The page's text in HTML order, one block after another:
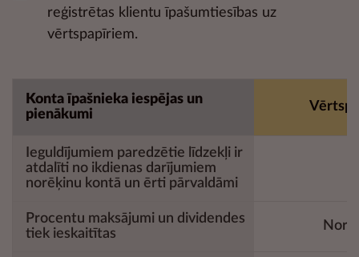
reģistrētas klientu īpašumtiesības uz
vērtspapīriem.
Konta īpašnieka iespējas un
pienākumi
Ieguldījumiem paredzētie līdzekļi ir
atdalīti no ikdienas darījumiem
norēķinu kontā un ērti pārvaldāmi
Procentu maksājumi un dividendes
tiek ieskaitītas